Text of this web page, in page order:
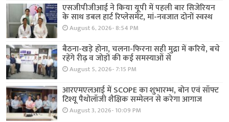
एसजीपीजीआई ने किया यूपी में पहली बार सिजेरियन
के साथ डबल हार्ट रिप्लेसमेंट, मां-नवजात दोनों स्वस्थ
August 6, 2026- 8:54 PM
बैठना-खड़े होना, चलना-फिरना सही मुद्रा में करिये, बचे
रहेंगे रीढ़ व जोड़ों की कई समस्याओं से
August 5, 2026- 7:15 PM
आरएमएलआई में SCOPE का शुभारम्भ, बोन एवं सॉफ्ट
टिश्यू पैथोलॉजी शैक्षिक सम्मेलन से करेगा आगाज
August 3, 2026- 10:09 PM